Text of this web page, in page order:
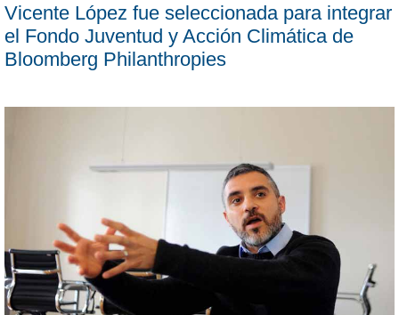
Vicente López fue seleccionada para integrar
el Fondo Juventud y Acción Climática de
Bloomberg Philanthropies